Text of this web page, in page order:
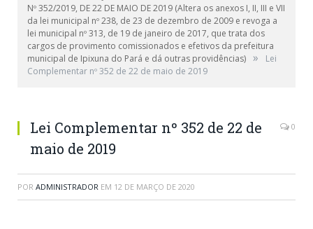
Nº 352/2019, DE 22 DE MAIO DE 2019 (Altera os anexos I, II, III e VII
da lei municipal nº 238, de 23 de dezembro de 2009 e revoga a
lei municipal nº 313, de 19 de janeiro de 2017, que trata dos
cargos de provimento comissionados e efetivos da prefeitura
municipal de Ipixuna do Pará e dá outras providências) »
Lei
Complementar nº 352 de 22 de maio de 2019
Lei Complementar nº 352 de 22 de
maio de 2019
0
POR ADMINISTRADOR EM 12 DE MARÇO DE 2020